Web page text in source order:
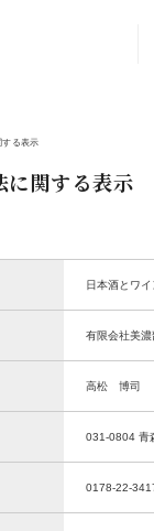
する表示
に関する表示
日本酒とワ
有限会社美濃
高松 博司
031-0804 青
0178-22-